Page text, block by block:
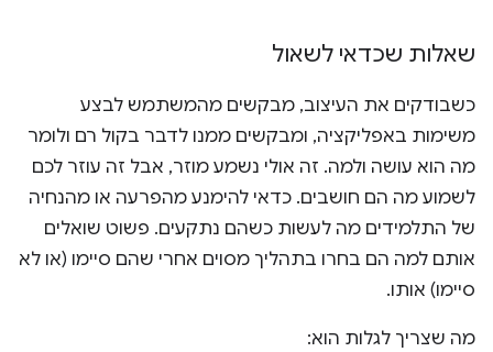
שאלות שכדאי לשאול
כשבודקים את העיצוב, מבקשים מהמשתמש לבצע
משימות באפליקציה, ומבקשים ממנו לדבר בקול רם ולומר
מה הוא עושה ולמה. זה אולי נשמע מוזר, אבל זה עוזר לכם
לשמוע מה הם חושבים. כדאי להימנע מהפרעה או מהנחיה
של התלמידים מה לעשות כשהם נתקעים. פשוט שואלים
אותם למה הם בחרו בתהליך מסוים אחרי שהם סיימו (או לא
סיימו) אותו.
מה שצריך לגלות הוא: